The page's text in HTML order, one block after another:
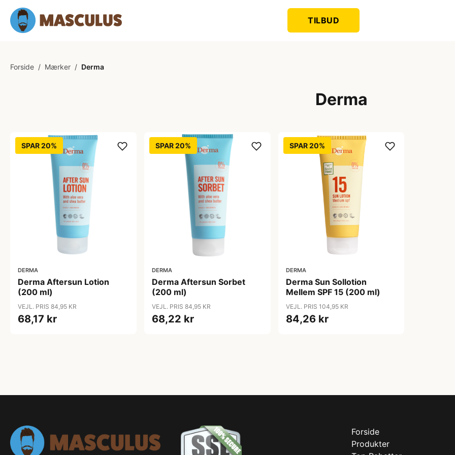
TILBUD
Forside / Mærker / Derma
Derma
SPAR 20%
DERMA
Derma Aftersun Lotion
(200 ml)
VEJL. PRIS 84,95 KR
68,17 kr
SPAR 20%
DERMA
Derma Aftersun Sorbet
(200 ml)
VEJL. PRIS 84,95 KR
68,22 kr
SPAR 20%
DERMA
Derma Sun Sollotion
Mellem SPF 15 (200 ml)
VEJL. PRIS 104,95 KR
84,26 kr
Forside
Produkter